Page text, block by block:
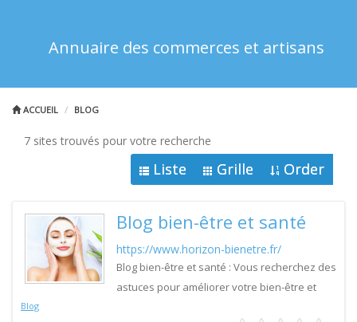
Annuaire des commerces et artisans
ACCUEIL BLOG
7 sites trouvés pour votre recherche
Liste Grille Order
Blog bien-être et santé
https://www.horizon-bienetre.fr/
Blog bien-être et santé : Vous recherchez des
astuces pour améliorer votre bien-être et
Blog